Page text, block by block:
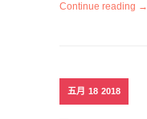
Continue reading →
五月 18 2018